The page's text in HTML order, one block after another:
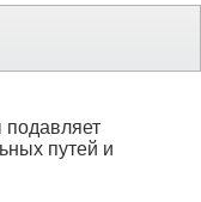
путей и